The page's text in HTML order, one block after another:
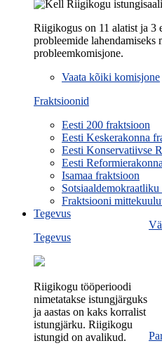
Riigikogus on 11 alatist ja 3
probleemide lahendamiseks
probleemkomisjone.
Vaata kõiki komisjone
Fraktsioonid
Eesti 200 fraktsioon
Eesti Keskerakonna
Eesti Konservatiivse
Eesti
Isamaa fraktsioon
Fraktsiooni
Tegevus
Tegevus
Riigikogu tööperioodi
nimetatakse istungjärguks
ja aastas on kaks korralist
istungjärku. Riigikogu
istungid on avalikud.